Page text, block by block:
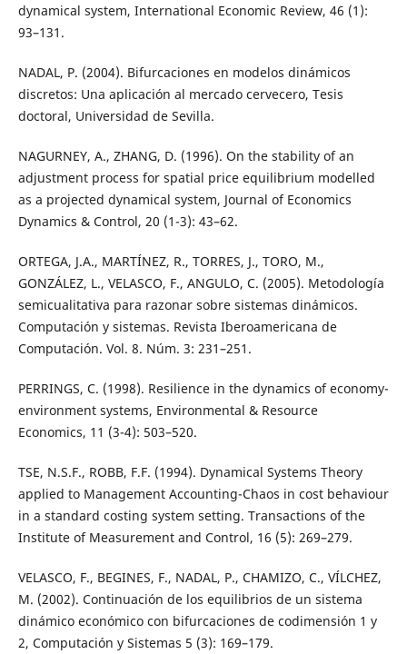
dynamical system, International Economic Review, 46 (1):
93–131.
NADAL, P. (2004). Bifurcaciones en modelos dinámicos
discretos: Una aplicación al mercado cervecero, Tesis
doctoral, Universidad de Sevilla.
NAGURNEY, A., ZHANG, D. (1996). On the stability of an
adjustment process for spatial price equilibrium modelled
as a projected dynamical system, Journal of Economics
Dynamics & Control, 20 (1-3): 43–62.
ORTEGA, J.A., MARTÍNEZ, R., TORRES, J., TORO, M.,
GONZÁLEZ, L., VELASCO, F., ANGULO, C. (2005). Metodología
semicualitativa para razonar sobre sistemas dinámicos.
Computación y sistemas. Revista Iberoamericana de
Computación. Vol. 8. Núm. 3: 231–251.
PERRINGS, C. (1998). Resilience in the dynamics of economy-
environment systems, Environmental & Resource
Economics, 11 (3-4): 503–520.
TSE, N.S.F., ROBB, F.F. (1994). Dynamical Systems Theory
applied to Management Accounting-Chaos in cost behaviour
in a standard costing system setting. Transactions of the
Institute of Measurement and Control, 16 (5): 269–279.
VELASCO, F., BEGINES, F., NADAL, P., CHAMIZO, C., VÍLCHEZ,
M. (2002). Continuación de los equilibrios de un sistema
dinámico económico con bifurcaciones de codimensión 1 y
2, Computación y Sistemas 5 (3): 169–179.